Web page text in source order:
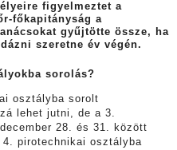
figyelmeztet a
főkapitányság a
gyűjtötte össze, ha
szeretne év végén.
sorolás?
osztályba sorolt
lehet jutni, de a 3.
28. és 31. között
pirotechnikai osztályba